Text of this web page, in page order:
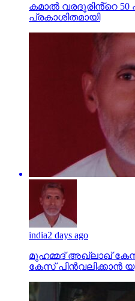
കമാൽ വരദൂരിൻ്റെ
പ്രകാശിതമായി
india2 days ago
മുഹമ്മദ് അഖ്‌ലാഖ്
കേസ് പിന്‍വലിക്കാന്‍